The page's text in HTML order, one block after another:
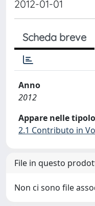
2012-01-01
Scheda breve
Anno
2012
Appare nelle
2.1 Contributo in
File in questo
Non ci sono file